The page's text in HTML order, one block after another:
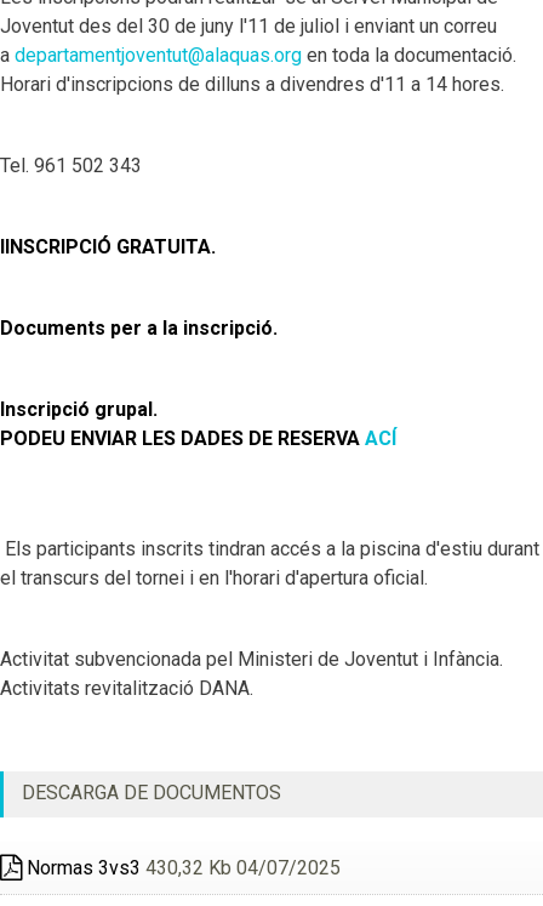
Joventut des del 30 de juny l'11 de juliol i enviant un correu
a departamentjoventut@alaquas.org en toda la documentació.
Horari d'inscripcions de dilluns a divendres d'11 a 14 hores.
Tel. 961 502 343
IINSCRIPCIÓ GRATUITA.
Documents per a la inscripció.
Inscripció grupal.
PODEU ENVIAR LES DADES DE RESERVA ACÍ
Els participants inscrits tindran accés a la piscina d'estiu durant
el transcurs del tornei i en l'horari d'apertura oficial.
Activitat subvencionada pel Ministeri de Joventut i Infància.
Activitats revitalització DANA.
DESCARGA DE DOCUMENTOS
Normas 3vs3 430,32 Kb 04/07/2025